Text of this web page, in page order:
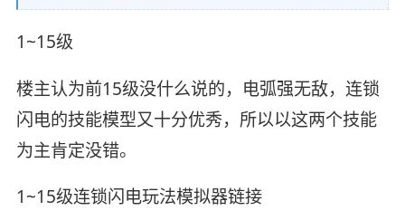
1~15级
楼主认为前15级没什么说的，电弧强无敌，连锁
闪电的技能模型又十分优秀，所以以这两个技能
为主肯定没错。
1~15级连锁闪电玩法模拟器链接